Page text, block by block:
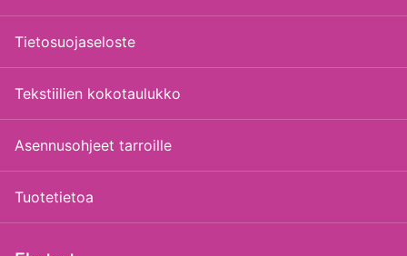
Tietosuojaseloste
Tekstiilien kokotaulukko
Asennusohjeet tarroille
Tuotetietoa